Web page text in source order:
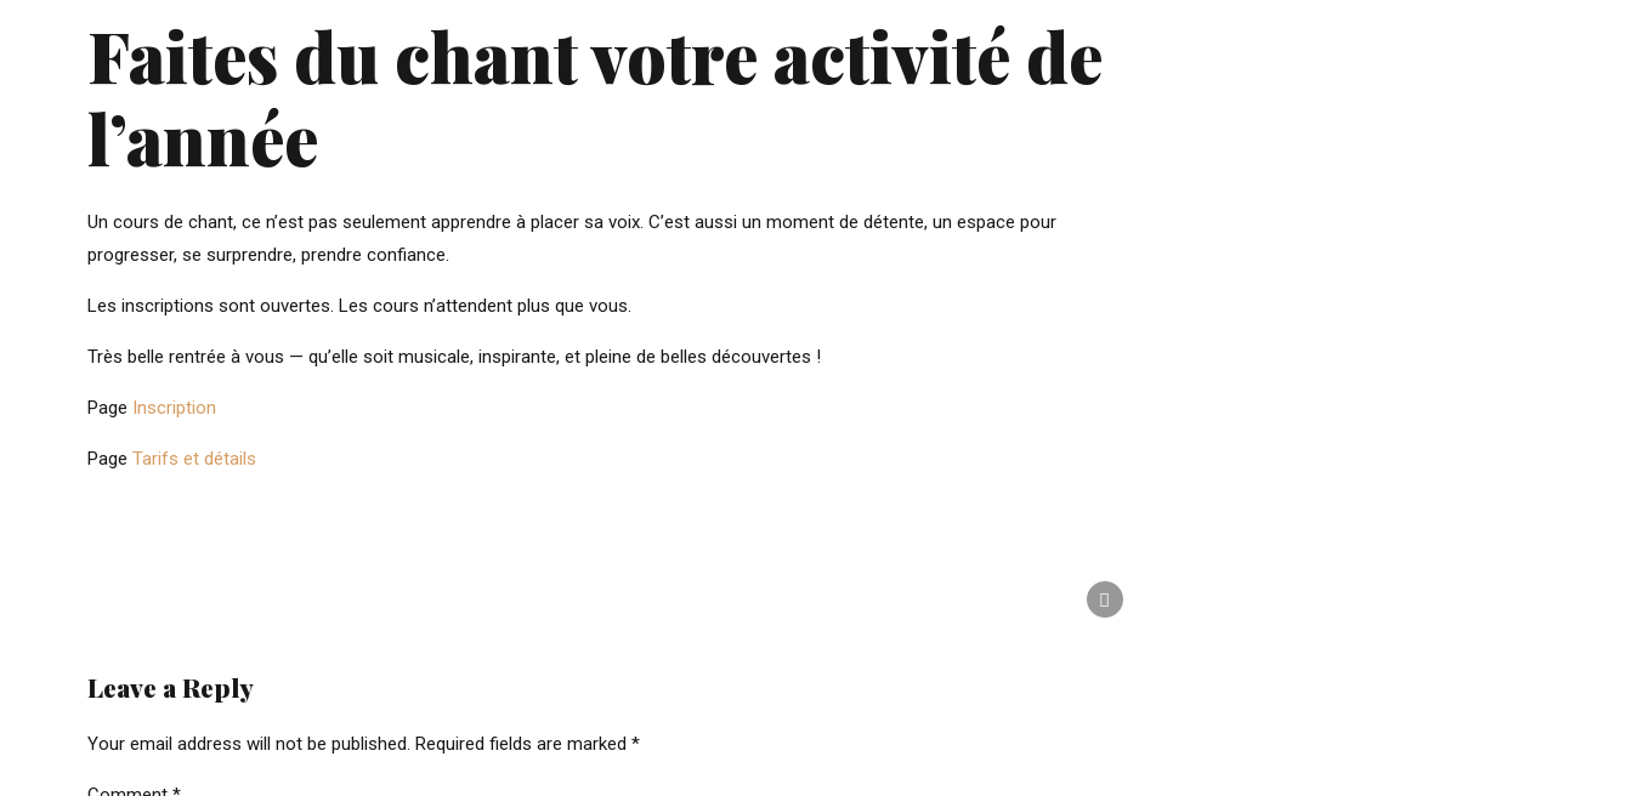
Faites du chant votre activité de
l’année
Un cours de chant, ce n’est pas seulement apprendre à placer sa voix. C’est aussi un moment de détente, un espace pour
progresser, se surprendre, prendre confiance.
Les inscriptions sont ouvertes. Les cours n’attendent plus que vous.
Très belle rentrée à vous — qu’elle soit musicale, inspirante, et pleine de belles découvertes !
Page Inscription
Page Tarifs et détails
Leave a Reply
Your email address will not be published. Required fields are marked *